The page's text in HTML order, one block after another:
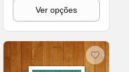
Ver opções